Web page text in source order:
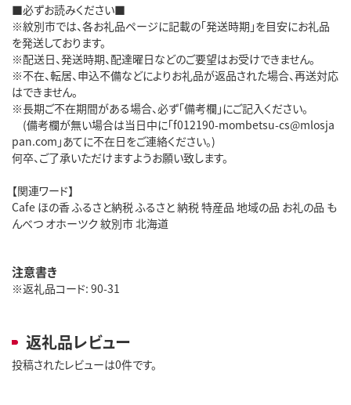
■必ずお読みください■
※紋別市では、各お礼品ページに記載の「発送時期」を目安にお礼品
を発送しております。
※配送日、発送時期、配達曜日などのご要望はお受けできません。
※不在、転居、申込不備などによりお礼品が返品された場合、再送対応
はできません。
※長期ご不在期間がある場合、必ず「備考欄」にご記入ください。
(備考欄が無い場合は当日中に「f012190-mombetsu-cs@mlosja
pan.com」あてに不在日をご連絡ください。)
何卒、ご了承いただけますようお願い致します。
【関連ワード】
Cafe ほの香 ふるさと納税 ふるさと 納税 特産品 地域の品 お礼の品 も
んべつ オホーツク 紋別市 北海道
注意書き
※返礼品コード: 90-31
返礼品レビュー
投稿されたレビューは0件です。